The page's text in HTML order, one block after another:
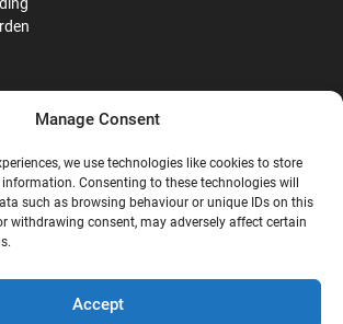
Manage Consent
we use technologies like cookies to store
Consenting to these technologies will
such as browsing behaviour or unique IDs on this
withdrawing consent, may adversely affect certain
Accept
Reviews